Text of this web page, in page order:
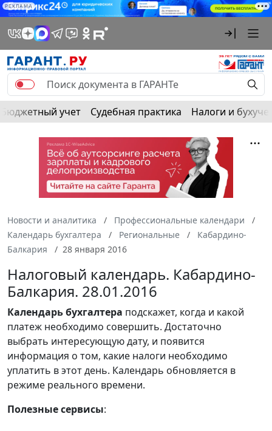
РЕКЛАМА
Бюджетный учет Судебная практика Налоги и
Новости и аналитика
Профессиональные календари
Календарь бухгалтера
Региональные
Кабардино-
Балкария
28 января 2016
Налоговый календарь. Кабардино-
Балкария. 28.01.2016
Календарьбухгалтера подскажет, когда и какой
платеж необходимо совершить. Достаточно
выбрать интересующую дату, и появится
информация о том, какие налоги необходимо
уплатить в этот день. Календарь обновляется в
режиме реального времени.
Полезные сервисы: